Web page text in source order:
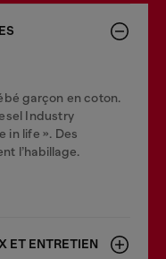
garçon en coton.
Industry
in life ». Des
l’habillage.
ET ENTRETIEN